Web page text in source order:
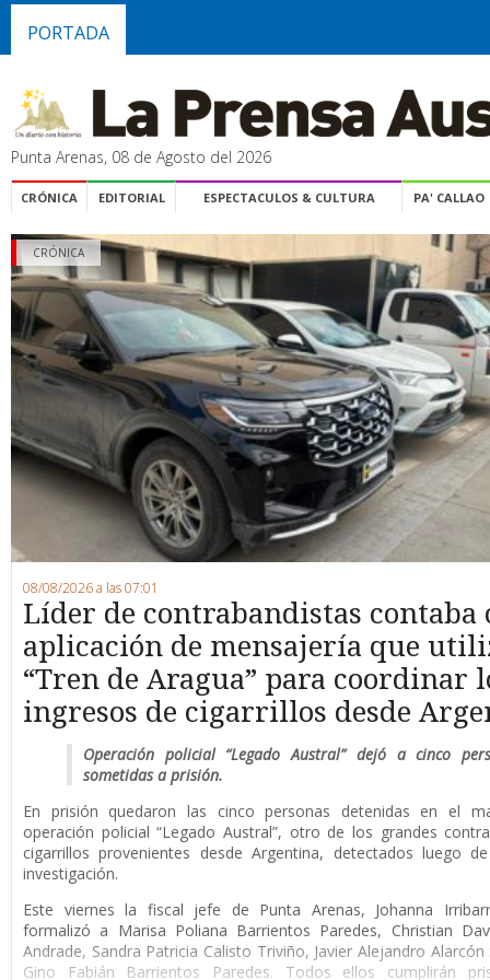
PORTADA
Punta Arenas, 08 de Agosto del 2026
CRÓNICA EDITORIAL ESPECTACULOS & CULTURA PA' CALLAO
CRÓNICA
08/08/2026 a las 07:01
Líder de contrabandistas contaba
aplicación de mensajería que
“Tren de Aragua” para coordinar
ingresos de cigarrillos desde
Operación policial “Legado Austral” dejó a cinco
sometidas a prisión.
En prisión quedaron las cinco personas detenidas en el
operación policial “Legado Austral”, otro de los grandes
cigarrillos provenientes desde Argentina, detectados luego
investigación.
Este viernes la fiscal jefe de Punta Arenas, Johanna
formalizó a Marisa Poliana Barrientos Paredes, Christian
Andrade, Sandra Patricia Calisto Triviño, Javier Alejandro Alarcón
Gino Fabián Barrientos Paredes. Todos ellos cumplirán